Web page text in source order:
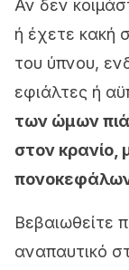
Αν δεν
ή έχετε κακή
του ύπνου,
εφιάλτες ή
των ώμων
στον
Βεβαιωθείτε
αναπαυτικό